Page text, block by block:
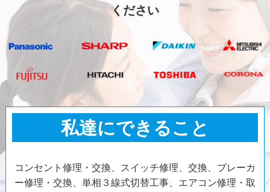
ください
私達にできること
コンセント修理・交換、スイッチ修理、交換、ブレーカ
ー修理・交換、単相３線式切替工事、エアコン修理・取